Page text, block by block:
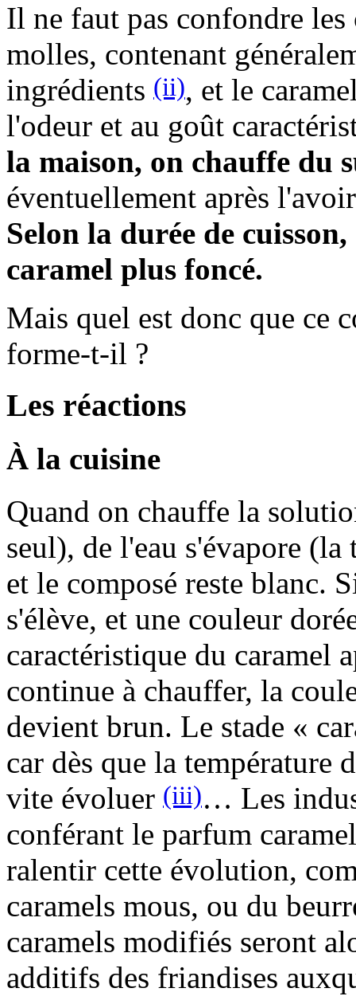
Il ne faut pas confondre
molles, contenant
ingrédients (ii), et le
l'odeur et au goût
la maison, on chauffe du
éventuellement après
Selon la durée de
caramel plus foncé.
Mais quel est donc que ce
forme-t-il ?
Les réactions
À la cuisine
Quand on chauffe la
seul), de l'eau s'évapore (la
et le composé reste blanc.
s'élève, et une couleur
caractéristique du caramel
continue à chauffer, la
devient brun. Le stade «
car dès que la température
vite évoluer (iii)… Les
conférant le parfum
ralentir cette évolution,
caramels mous, ou du
caramels modifiés seront
additifs des friandises